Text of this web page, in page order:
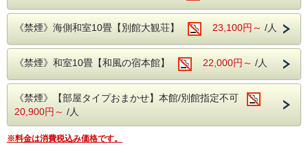
の湯」をご利用頂けます。
※露天風呂のご利用時間は5：30～24：00となっており
ます。
成分・・・ナトリウムカルシウム塩化物泉
十肩など
●--お宿周辺情報--●
≪茨城県天心記念五浦美術館≫（お車で約3分程度）
9：30～17：00、月曜日休館（月曜日が祝日の場合はそ
《禁煙》海側和室10畳【別館大観荘】 23,100円～ /人
《禁煙》和室10畳【和風の宿本館】 22,000円～ /人
《禁煙》【部屋タイプおまかせ】本館/別館指定不可
20,900円～ /人
※料金は消費税込み価格です。